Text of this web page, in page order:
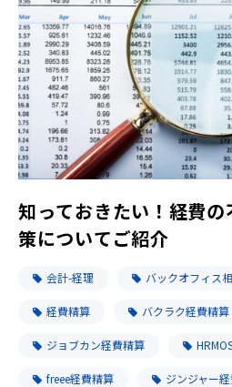
知っておきたい！経費
策についてご紹介
会計-経理 バックオフィス
経費精算 バクラク経費精算
ジョブカン経費精算
freee経費精算 ジンジャー